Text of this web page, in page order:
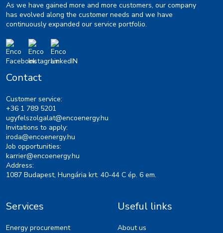
As we have gained more and more customers, our company
has evolved along the customer needs and we have
continuously expanded our service portfolio.
Contact
Customer service:
+36 1 789 5201
ugyfelszolgalat@encoenergy.hu
Invitations to apply:
iroda@encoenergy.hu
Job opportunities:
karrier@encoenergy.hu
Address:
1087 Budapest, Hungária krt. 40-44 C ép. 6 em.
Services
Energy procurement
Useful links
About us